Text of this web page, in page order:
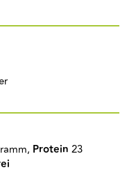
Protein 23